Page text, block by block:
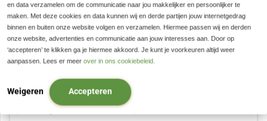
en data verzamelen om de communicatie naar jou makkelijker en persoonlijker te
maken. Met deze cookies en data kunnen wij en derde partijen jouw internetgedrag
binnen en buiten onze website volgen en verzamelen. Hiermee passen wij en derden
onze website, advertenties en communicatie aan jouw interesses aan. Door op
‘accepteren’ te klikken ga je hiermee akkoord. Je kunt je voorkeuren altijd weer
aanpassen. Lees er meer over in ons cookiebeleid.
Weigeren Accepteren
Vandaag wandel je westwaarts, langs bossen en
door wijngaarden. Een afdaling brengt je naarSinio,
van oorsprong een Middeleeuws dorp dat uitkijkt
op deValle Talloria. Verder omhoog langs de
beroemdenebbiolo wijngaarden
oude dorp
Serralunga
, waarvan het kasteel met zijn
prachtige silhouet het dorp domineert.